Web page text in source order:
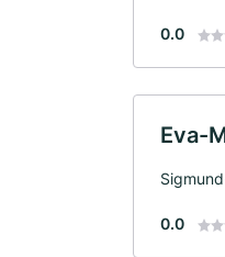
0.0
Eva-
0.0